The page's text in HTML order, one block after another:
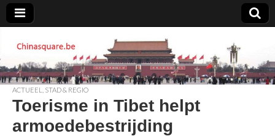
Chinasquare.be
ACTUEEL STAD & REGIO
Toerisme in Tibet helpt
armoedebestrijding